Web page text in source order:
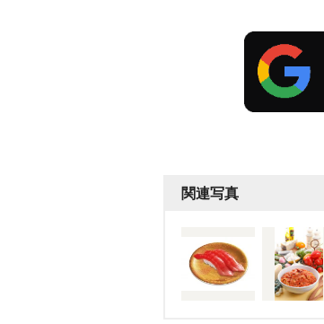
関連写真